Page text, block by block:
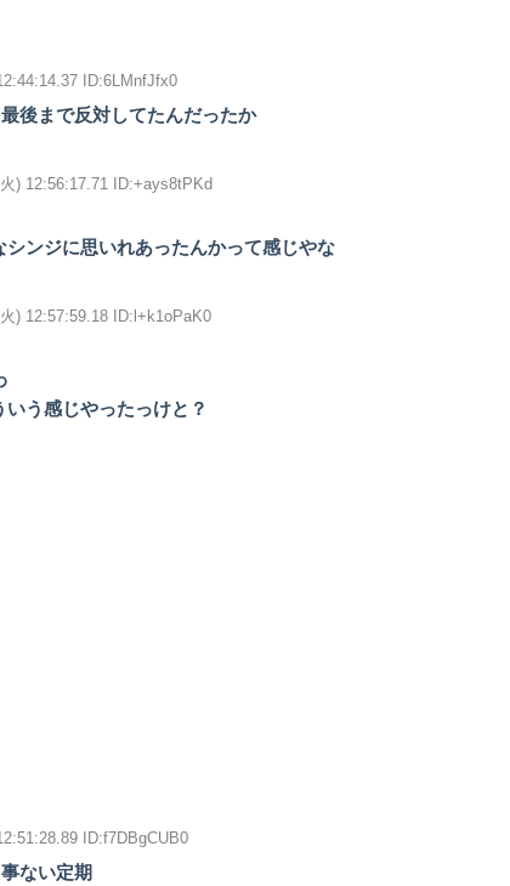
ID:6LMnfJfx0
後まで反対してたんだったか
) 12:56:17.71 ID:+ays8tPKd
シンジに思いれあったんかって感じやな
) 12:57:59.18 ID:l+k1oPaK0
う感じやったっけと？
ID:f7DBgCUB0
ない定期